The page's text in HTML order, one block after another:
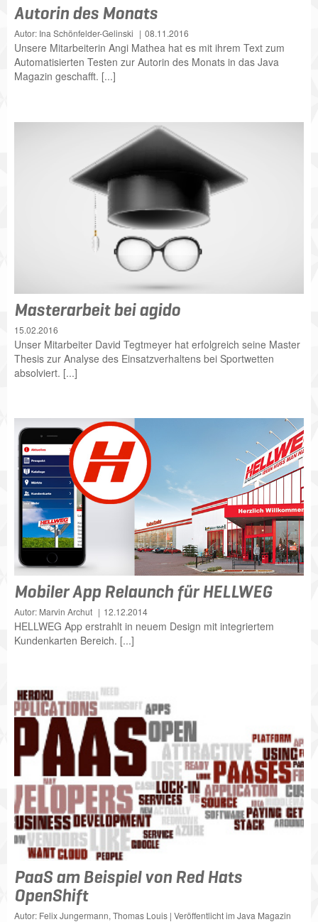
Autorin des Monats
Autor: Ina Schönfelder-Gelinski 08.11.2016
Unsere Mitarbeiterin Angi Mathea hat es mit ihrem Text zum
Automatisierten Testen zur Autorin des Monats in das Java
Magazin geschafft. [...]
Masterarbeit bei agido
15.02.2016
Unser Mitarbeiter David Tegtmeyer hat erfolgreich seine Master
Thesis zur Analyse des Einsatzverhaltens bei Sportwetten
absolviert. [...]
Mobiler App Relaunch für HELLWEG
Autor: Marvin Archut 12.12.2014
HELLWEG App erstrahlt in neuem Design mit integriertem
Kundenkarten Bereich. [...]
PaaS am Beispiel von Red Hats
OpenShift
Autor: Felix Jungermann, Thomas Louis | Veröffentlicht im Java Magazin